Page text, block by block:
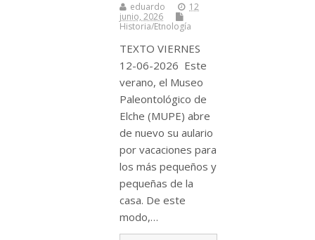
eduardo
12
junio, 2026
Historia/Etnología
TEXTO VIERNES
12-06-2026 Este
verano, el Museo
Paleontológico de
Elche (MUPE) abre
de nuevo su aulario
por vacaciones para
los más pequeños y
pequeñas de la
casa. De este
modo,…